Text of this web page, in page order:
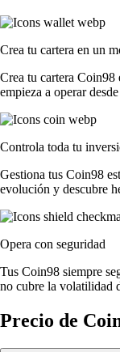
Crea tu cartera en un
Crea tu cartera
empieza a operar
Controla toda tu
Gestiona tus Coin98
evolución y descubre
Opera con seguridad
Tus Coin98 siempre
no cubre la volatilidad
Precio de